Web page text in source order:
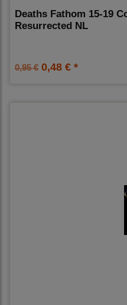
Deaths Fathom 15-19
Resurrected NL
0,95 € 0,48 € *